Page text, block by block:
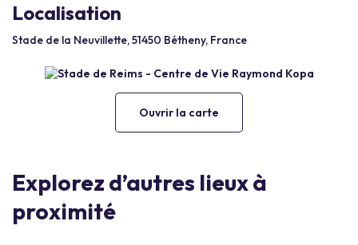
Localisation
Stade de la Neuvillette, 51450 Bétheny, France
Ouvrir la carte
Explorez d’autres lieux à
proximité